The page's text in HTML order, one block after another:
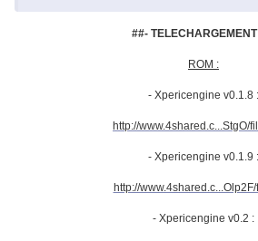
##-
ROM :
- Xpericengine v0.1.8 :
http://www.4shared.c...StgO/
- Xpericengine v0.1.9 :
http://
- Xpericengine v0.2 :